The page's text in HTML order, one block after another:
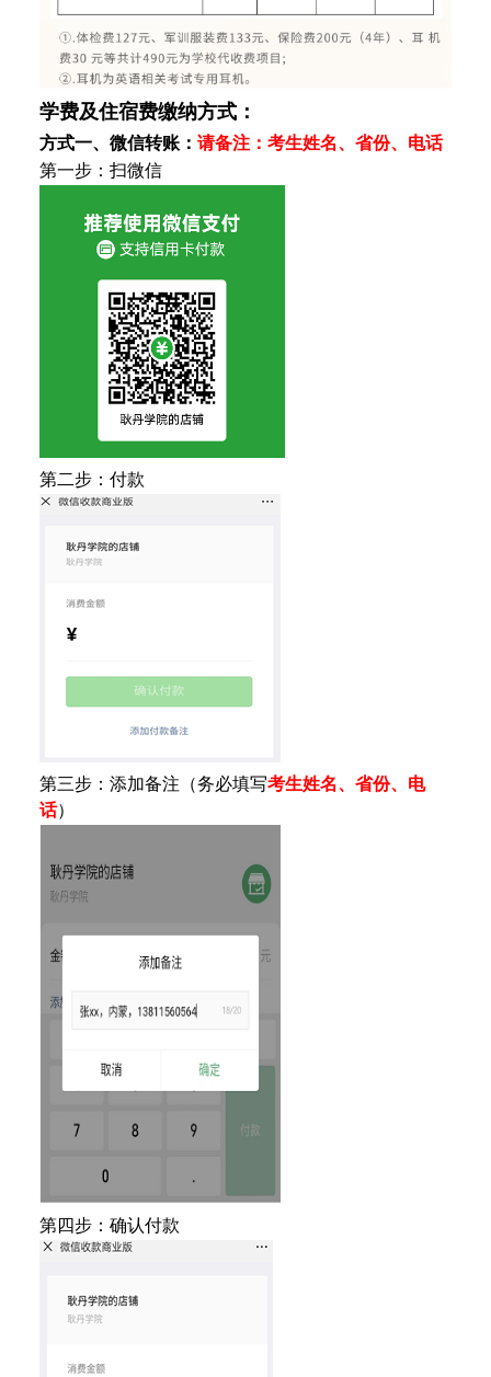
学费及住宿费缴纳方式：
方式一、微信转账： 请备注：考生姓名、 省份、 电话
第一步：扫微信
第二步：付款
第三步：添加备注（务必填写考生姓名、 省份、 电
话）
第四步：确认付款